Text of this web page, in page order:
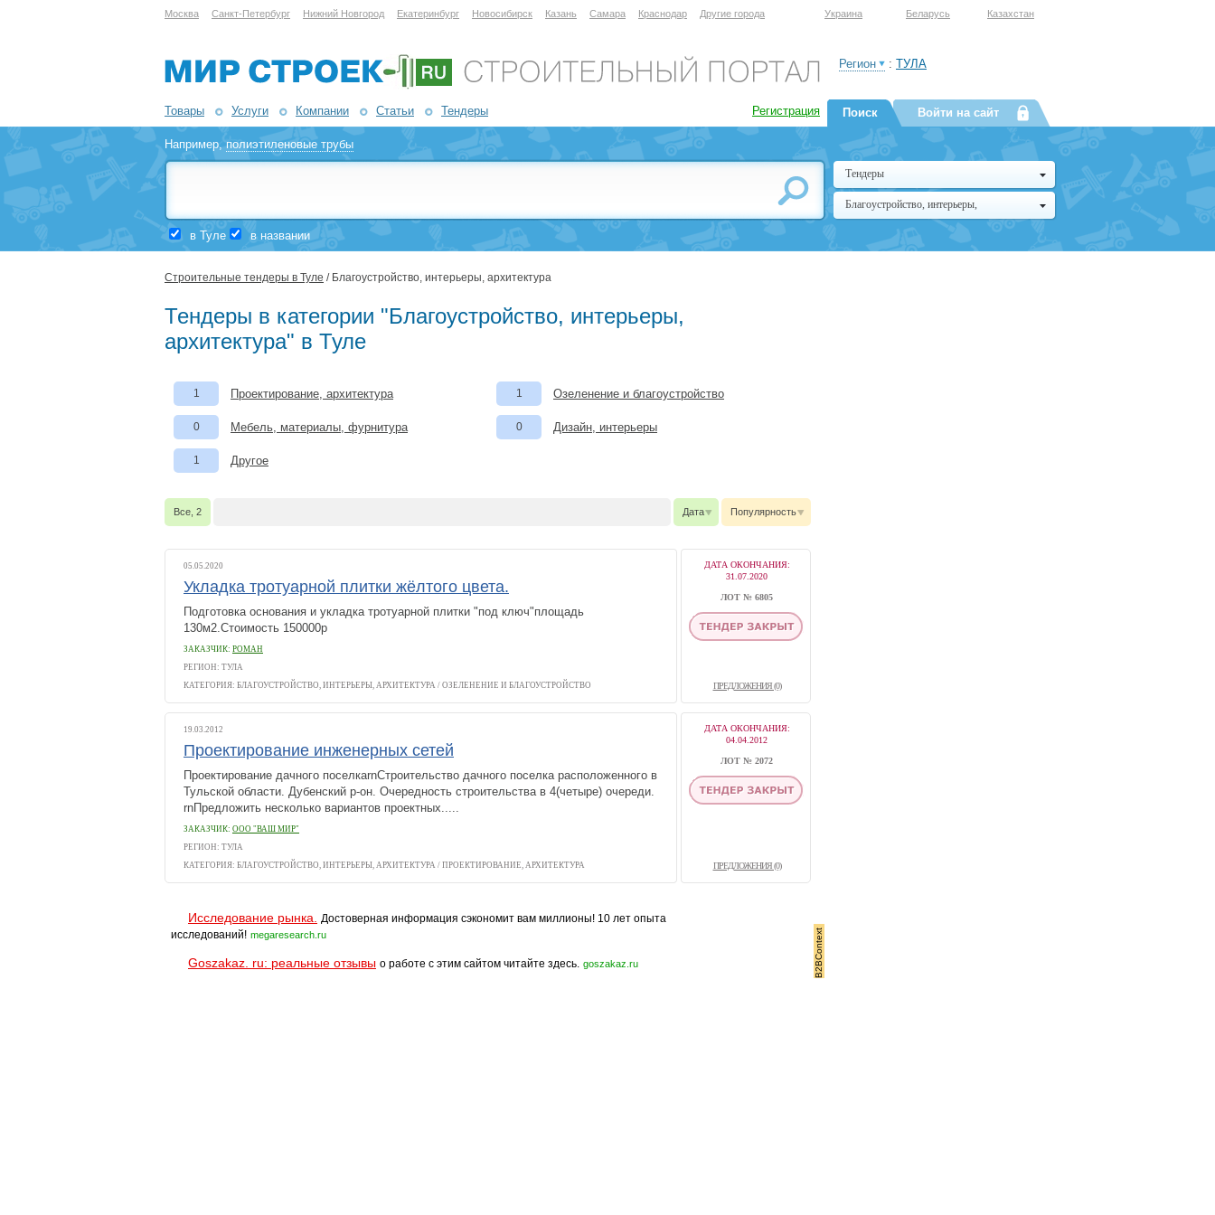
Москва Санкт-Петербург Нижний Новгород Екатеринбург Новосибирск Казань Самара Краснодар Другие города Украина Беларусь Казахстан
Товары Услуги Компании Статьи Тендеры Регистрация
Регион : ТУЛА
Например,полиэтиленовые трубы
в Туле в названии
Поиск Войти на сайт
Тендеры
Благоустройство, интерьеры,
архитектура
Строительные тендеры в Туле / Благоустройство, интерьеры, архитектура
Тендеры в категории "Благоустройство, интерьеры,
архитектура" в Туле
1 Проектирование, архитектура 1 Озеленение и благоустройство
0 Мебель, материалы, фурнитура 0 Дизайн, интерьеры
1 Другое
Все, 2 Дата Популярность
05.05.2020
Укладка тротуарной плитки жёлтого цвета.
Подготовка основания и укладка тротуарной плитки "под ключ"площадь
130м2.Стоимость 150000р
ЗАКАЗЧИК: РОМАН
РЕГИОН: ТУЛА
КАТЕГОРИЯ: БЛАГОУСТРОЙСТВО, ИНТЕРЬЕРЫ, АРХИТЕКТУРА / ОЗЕЛЕНЕНИЕ И БЛАГОУСТРОЙСТВО
ДАТА ОКОНЧАНИЯ:
31.07.2020
ЛОТ № 6805
ПРЕДЛОЖЕНИЯ (0)
19.03.2012
Проектирование инженерных сетей
Проектирование дачного поселкаrnСтроительство дачного поселка расположенного в
Тульской области. Дубенский р-он. Очередность строительства в 4(четыре) очереди.
rnПредложить несколько вариантов проектных.....
ЗАКАЗЧИК: ООО "ВАШ МИР"
РЕГИОН: ТУЛА
КАТЕГОРИЯ: БЛАГОУСТРОЙСТВО, ИНТЕРЬЕРЫ, АРХИТЕКТУРА / ПРОЕКТИРОВАНИЕ, АРХИТЕКТУРА
ДАТА ОКОНЧАНИЯ:
04.04.2012
ЛОТ № 2072
ПРЕДЛОЖЕНИЯ (0)
Исследование рынка.
Достоверная информация сэкономит вам миллионы! 10 лет опыта
исследований! megaresearch.ru
Goszakaz. ru: реальные отзывы о работе с этим сайтом читайте здесь. goszakaz.ru